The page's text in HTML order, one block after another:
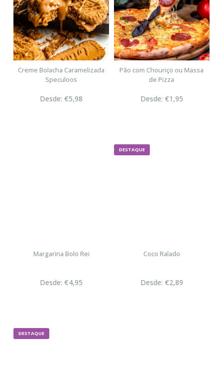
Creme Bolacha Caramelizada
Speculoos
Desde: €5,98
Pão com Chouriço ou Massa
de Pizza
Desde: €1,95
Margarina Bolo Rei
Desde: €4,95
DESTAQUE
Coco Ralado
Desde: €2,89
DESTAQUE